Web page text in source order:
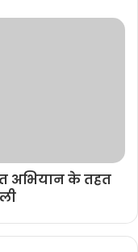
अभियान के तहत